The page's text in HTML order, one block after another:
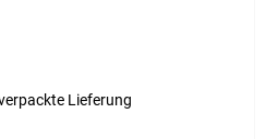
beträgt 5 von 5 Sternen.
Lieferung